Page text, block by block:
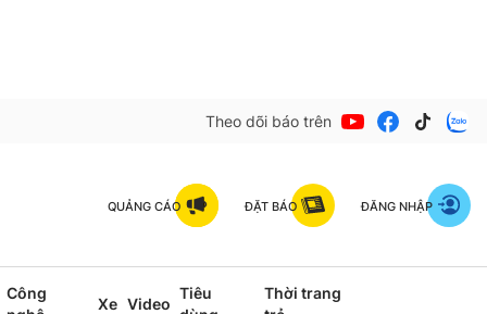
Theo dõi báo trên
QUẢNG CÁO ĐẶT BÁO ĐĂNG NHẬP
Công
Xe Video
Tiêu
Thời trang